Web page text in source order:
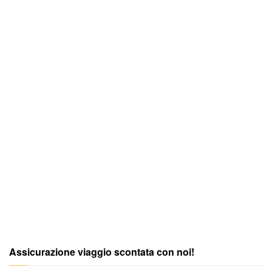
Assicurazione viaggio scontata con noi!